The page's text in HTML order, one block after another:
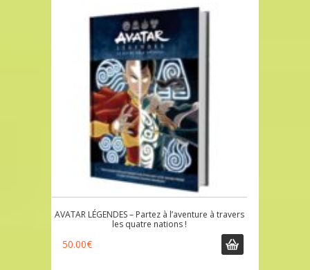
AVATAR LÉGENDES – Partez à l’aventure à travers
les quatre nations !
50.00€